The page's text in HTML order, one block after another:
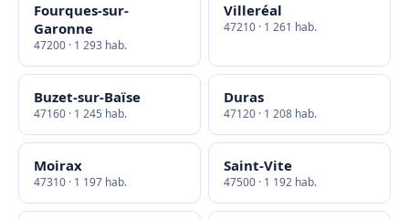
Fourques-sur-
Garonne
47200 · 1 293 hab.
Villeréal
47210 · 1 261 hab.
Buzet-sur-Baïse
47160 · 1 245 hab.
Duras
47120 · 1 208 hab.
Moirax
47310 · 1 197 hab.
Saint-Vite
47500 · 1 192 hab.